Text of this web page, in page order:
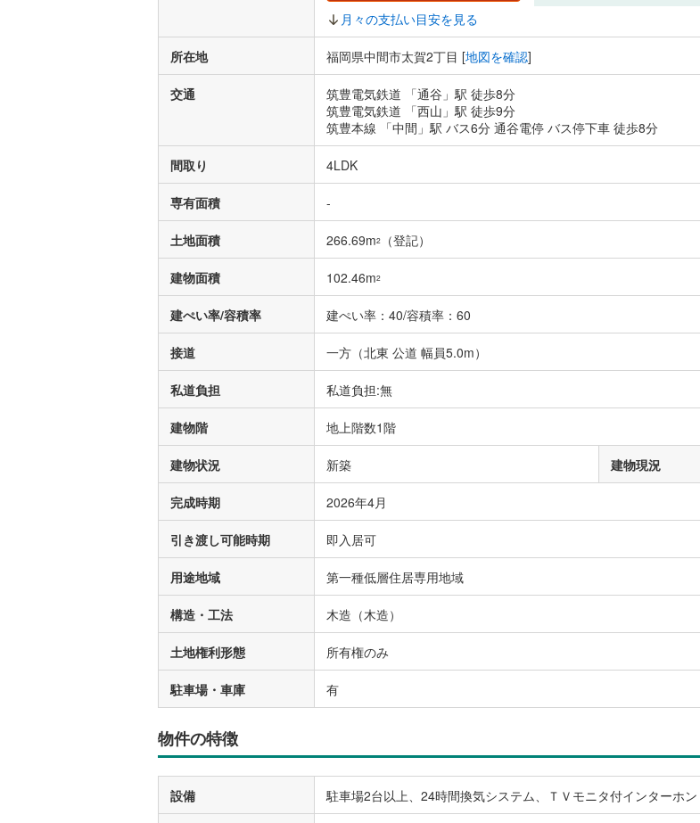
月々の支払い目安を見る
所在地 福岡県中間市太賀2丁目 [地図を確認]
交通
筑豊電気鉄道 「通谷」駅 徒歩8分
筑豊電気鉄道 「西山」駅 徒歩9分
筑豊本線 「中間」駅 バス6分 通谷電停 バス停下車 徒歩8分
間取り 4LDK
専有面積 -
土地面積 266.69m2 （登記）
建物面積 102.46m2
建ぺい率/容積率 建ぺい率：40/容積率：60
接道 一方（北東 公道 幅員5.0m）
私道負担 私道負担:無
建物階 地上階数1階
建物状況 新築 建物現況
完成時期 2026年4月
引き渡し可能時期 即入居可
用途地域 第一種低層住居専用地域
構造・工法 木造（木造）
土地権利形態 所有権のみ
駐車場・車庫 有
物件の特徴
設備 駐車場2台以上、24時間換気システム、ＴＶモニタ付インターホン